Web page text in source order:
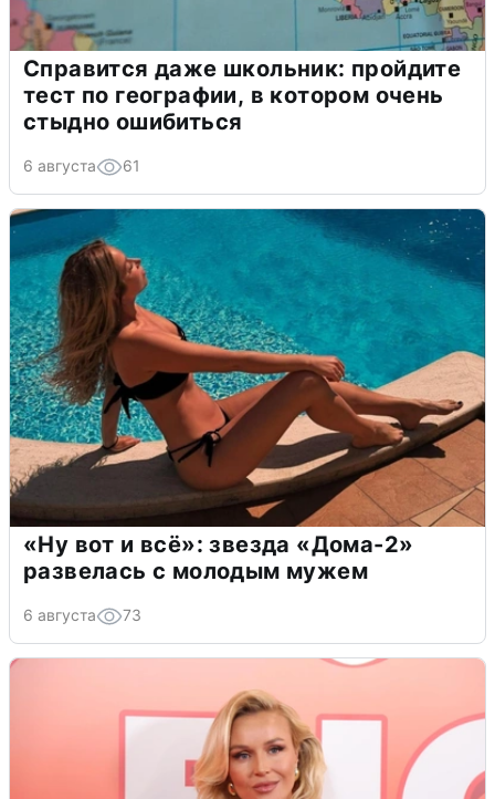
Справится даже школьник: пройдите
тест по географии, в котором очень
стыдно ошибиться
6 августа 61
«Ну вот и всё»: звезда «Дома-2»
развелась с молодым мужем
6 августа 73